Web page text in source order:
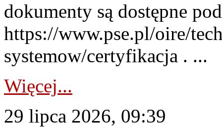
dokumenty są dostępne
https://www.pse.pl/oire/
systemow/certyfikacja . ...
Więcej...
29 lipca 2026, 09:39